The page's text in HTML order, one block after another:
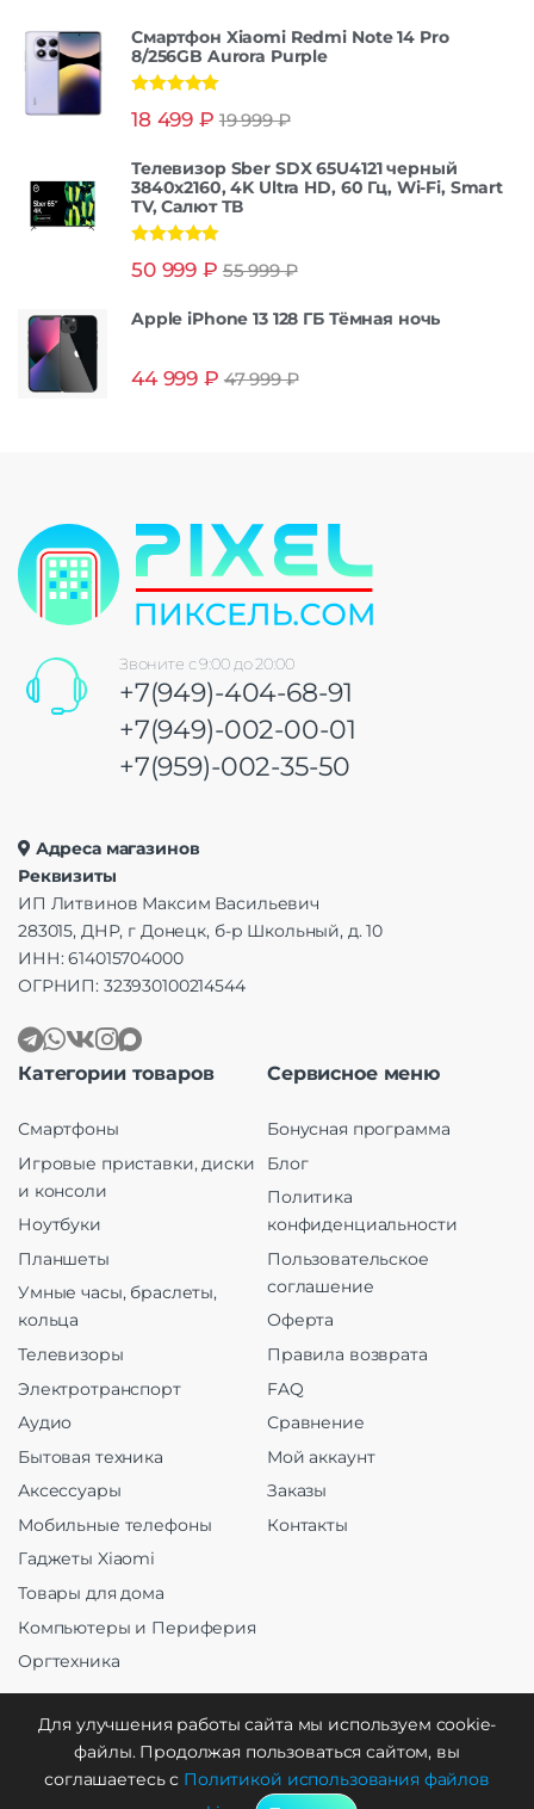
Смартфон Xiaomi Redmi Note 14 Pro
8/256GB Aurora Purple
из 5
18 499 ₽ 19 999₽
Телевизор Sber SDX 65U4121 черный
3840x2160, 4K Ultra HD, 60 Гц, Wi-Fi, Smart
TV, Салют ТВ
из 5
50 999 ₽ 55 999₽
Apple iPhone 13 128 ГБ Тёмная ночь
44 999 ₽ 47 999₽
Звоните с 9:00 до 20:00
+7(949)-404-68-91
+7(949)-002-00-01
+7(959)-002-35-50
Адреса магазинов
Реквизиты
ИП Литвинов Максим Васильевич
283015, ДНР, г Донецк, б-р Школьный, д. 10
ИНН: 614015704000
ОГРНИП: 323930100214544
Категории товаров
Смартфоны
Игровые приставки, диски
и консоли
Ноутбуки
Планшеты
Умные часы, браслеты,
кольца
Телевизоры
Электротранспорт
Аудио
Бытовая техника
Аксессуары
Мобильные телефоны
Гаджеты Xiaomi
Товары для дома
Компьютеры и Периферия
Оргтехника
Сервисное меню
Бонусная программа
Блог
Политика
конфиденциальности
Пользовательское
соглашение
Оферта
Правила возврата
FAQ
Сравнение
Мой аккаунт
Заказы
Контакты
Создание и продвижение
Для улучшения работы сайта мы используем cookie-
файлы. Продолжая пользоваться сайтом, вы
соглашаетесь с Политикой использования файлов